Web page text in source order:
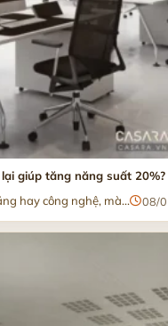
giúp tăng năng suất 20%?
hay công nghệ, mà...
08/